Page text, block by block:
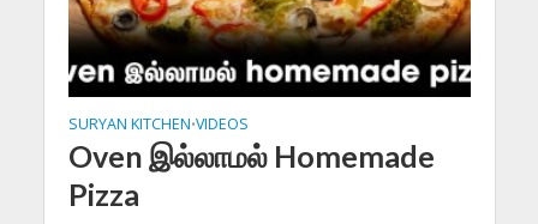
SURYAN KITCHEN•VIDEOS
Oven இல்லாமல் Homemade
Pizza